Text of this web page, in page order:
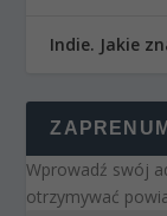
Indie. Jakie
Wprowadź swój
otrzymywać